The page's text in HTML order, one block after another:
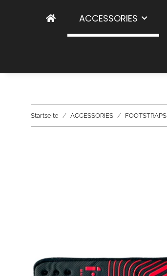
ACCESSORIES
Startseite ACCESSORIES FOOTSTRAPS